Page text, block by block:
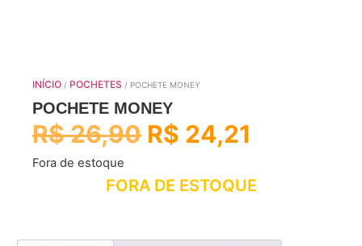
INÍCIO / POCHETES / POCHETE MONEY
POCHETE MONEY
R$26,90 R$ 24,21
Fora de estoque
FORA DE ESTOQUE